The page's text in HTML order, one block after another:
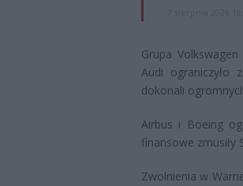
Grupa
Audi ograniczyło
dokonali
Airbus i Boeing
finansowe zmusiły
Zwolnienia w